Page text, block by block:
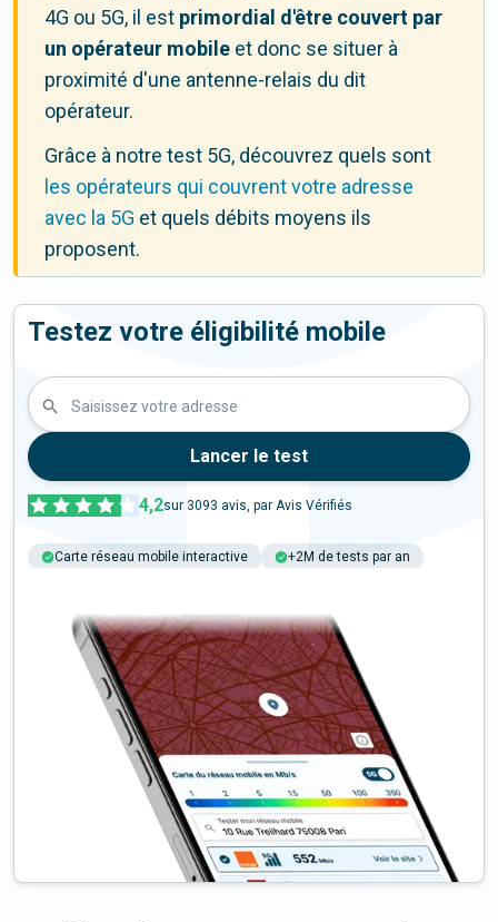
4G ou 5G, il est primordial d'être couvert par
un opérateur mobile et donc se situer à
proximité d'une antenne-relais du dit
opérateur.
Grâce à notre test 5G, découvrez quels sont
les opérateurs qui couvrent votre adresse
avec la 5G et quels débits moyens ils
proposent.
Testez votre éligibilité mobile
Saisissez votre adresse
Lancer le test
4,2sur 3093 avis, par Avis Vérifiés
Carte réseau mobile interactive
+2M de tests par an